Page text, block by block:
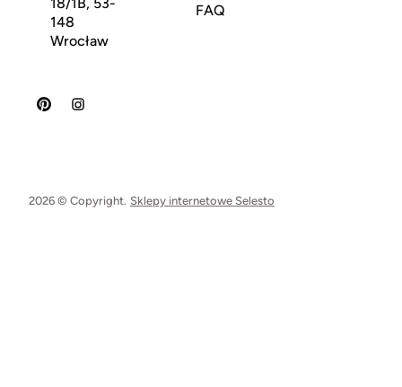
18/1B, 53-
148
Wrocław
FAQ
2026 © Copyright. Sklepy internetowe Selesto